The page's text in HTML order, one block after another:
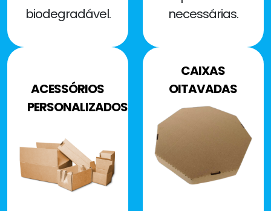
biodegradável.
necessárias.
ACESSÓRIOS
PERSONALIZADOS
CAIXAS
OITAVADAS